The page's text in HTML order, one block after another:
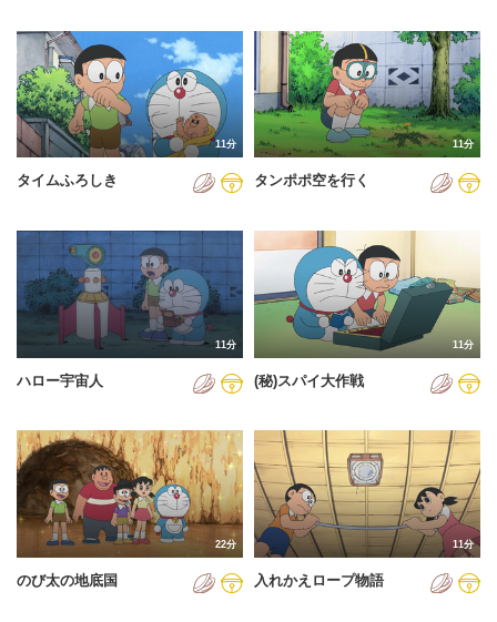
2024年
2025年
2026年
11分
タイムふろしき
11分
タンポポ空を行く
11分
ハロー宇宙人
11分
(秘)スパイ大作戦
22分
のび太の地底国
11分
入れかえロープ物語